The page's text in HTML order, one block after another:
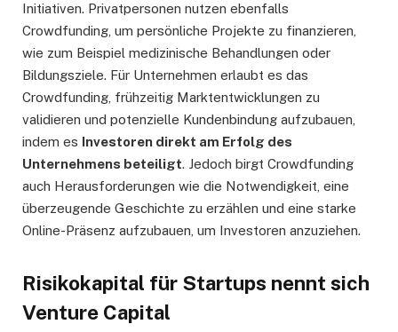
Initiativen. Privatpersonen nutzen ebenfalls
Crowdfunding, um persönliche Projekte zu finanzieren,
wie zum Beispiel medizinische Behandlungen oder
Bildungsziele. Für Unternehmen erlaubt es das
Crowdfunding, frühzeitig Marktentwicklungen zu
validieren und potenzielle Kundenbindung aufzubauen,
indem es Investoren direkt am Erfolg des
Unternehmens beteiligt. Jedoch birgt Crowdfunding
auch Herausforderungen wie die Notwendigkeit, eine
überzeugende Geschichte zu erzählen und eine starke
Online-Präsenz aufzubauen, um Investoren anzuziehen.
Risikokapital für Startups nennt sich
Venture Capital